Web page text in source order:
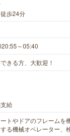
歩24分
～05:40
きる方、大歓迎！
給
トやドアのフレームを
る機械オペレーター、